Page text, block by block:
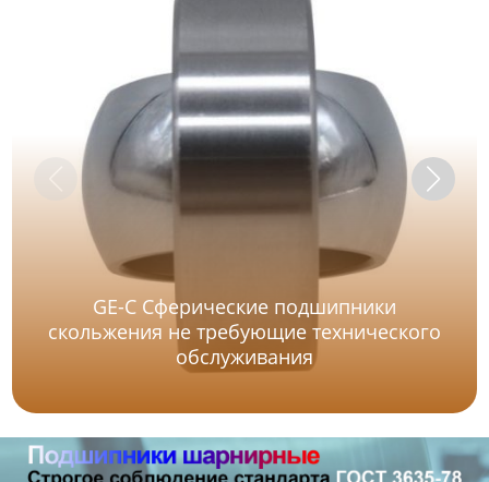
GE-C Сферические подшипники
скольжения не требующие технического
обслуживания